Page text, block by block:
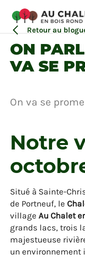
Retour au
ON
VA SE
Village
On va se
Notre
Situé à Sainte-
de Portneuf, le
village Au Chalet
grands lacs, trois
majestueuse
un environnement